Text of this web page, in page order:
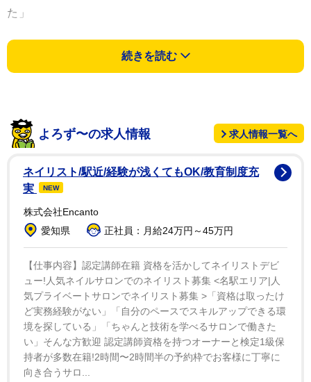
た」
ふっくらして垢抜けない少女と、華やかな衣装を纏う可
愛いアイドル…この2つの写真、実は同一人物のものな
ビューを果たしたアイドル、
さんのビフォーア
フター
あだ名"家畜"だった中高時代、まさか4年後こんなキラキ
pic.twitter.com/dnNBAK6C56
2021
写真を見たファン達からは、「努力が報われた証拠」
「変化の振り幅がホームラン級」など驚きの声が続出。
美容に敏感な女性達からも「何をして変わったか教えて
ほしい」「ダイエット方法を聞きたい」といったリクエ
ストが寄せられています。
続きを読む
よろず〜の求人情報 求人情報一覧へ
ネイリスト/駅近/経験が浅くてもOK/教育制度充
実
NEW
株式会社Encanto
愛知県
正社員：月給24万円～45万円
【仕事内容】認定講師在籍 資格を活かしてネイリストデビ
ュー!人気ネイルサロンでのネイリスト募集 <名駅エリア|人
気プライベートサロンでネイリスト募集 >「資格は取ったけ
ど実務経験がない」「自分のペースでスキルアップできる環
境を探している」「ちゃんと技術を学べるサロンで働きた
い」そんな方歓迎 認定講師資格を持つオーナーと検定1級保
持者が多数在籍!2時間〜2時間半の予約枠でお客様に丁寧に
向き合うサロ...